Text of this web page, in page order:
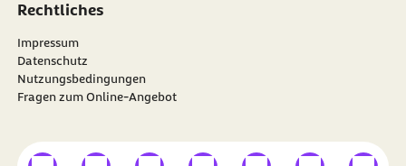
Rechtliches
Impressum
Datenschutz
Nutzungsbedingungen
Fragen zum Online-Angebot
externer Linkexterner Linkexterner Linkexterner Linkexterner Linkexterner Link